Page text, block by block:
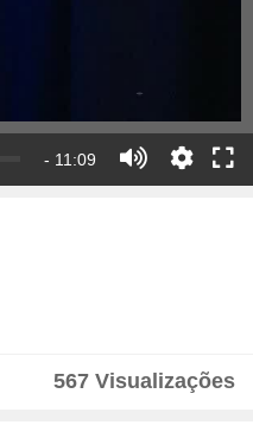
- 11:09
567 Visualizações